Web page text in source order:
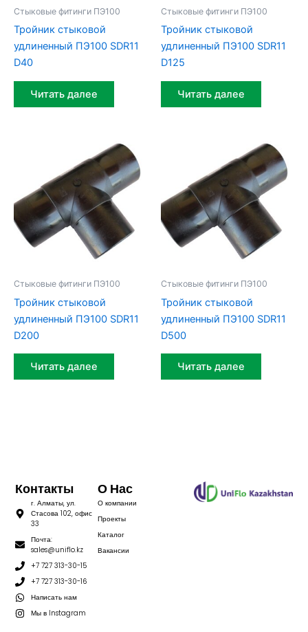
Стыковые фитинги ПЭ100
Тройник стыковой
удлиненный ПЭ100 SDR11
D40
Читать далее
Стыковые фитинги ПЭ100
Тройник стыковой
удлиненный ПЭ100 SDR11
D125
Читать далее
Стыковые фитинги ПЭ100
Тройник стыковой
удлиненный ПЭ100 SDR11
D200
Читать далее
Стыковые фитинги ПЭ100
Тройник стыковой
удлиненный ПЭ100 SDR11
D500
Читать далее
О Нас
О компании
Проекты
Каталог
Вакансии
Контакты
г. Алматы, ул.
Стасова 102, офис
33
Почта:
sales@uniflo.kz
+7 727 313-30-15
+7 727 313-30-16
Написать нам
Мы в Instagram